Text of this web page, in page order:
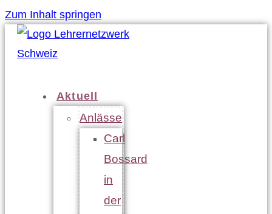
Zum Inhalt springen
Aktuell
Anlässe
Carl
Bossard
in
der